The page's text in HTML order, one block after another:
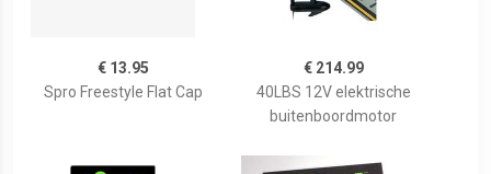
€ 13.95
Spro Freestyle Flat Cap
€ 214.99
40LBS 12V elektrische
buitenboordmotor